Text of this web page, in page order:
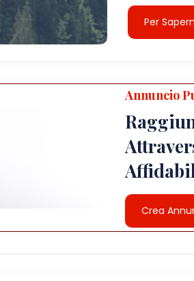
Per
Annuncio
Crea